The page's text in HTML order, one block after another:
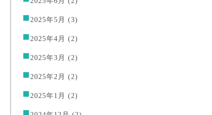
2025年5月 (3)
2025年4月 (2)
2025年3月 (2)
2025年2月 (2)
2025年1月 (2)